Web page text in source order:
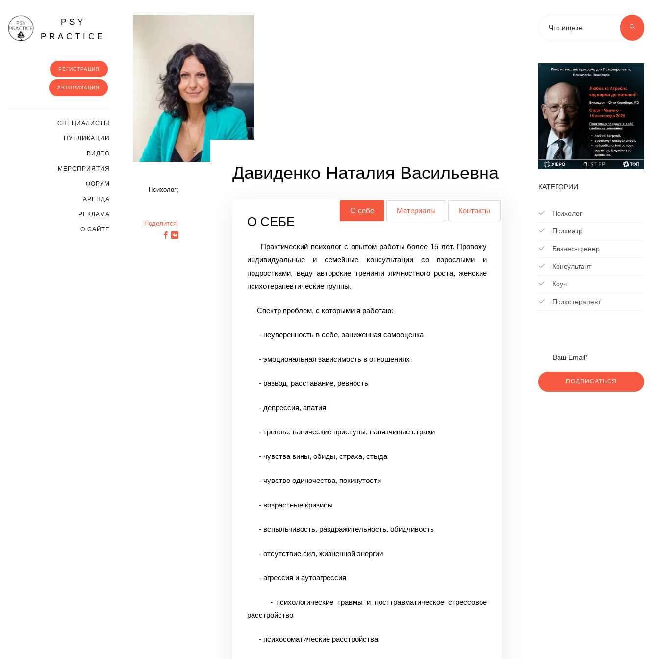
PSY
PRACTICE
РЕГИСТРАЦИЯ
АВТОРИЗАЦИЯ
CПЕЦИАЛИСТЫ
ПУБЛИКАЦИИ
ВИДЕО
МЕРОПРИЯТИЯ
ФОРУМ
АРЕНДА
РЕКЛАМА
О САЙТЕ
Психолог;
Поделится:
Давиденко Наталия Васильевна
О себе Материалы Контакты
О СЕБЕ
Практический психолог с опытом работы более 15 лет. Провожу
индивидуальные и семейные консультации со взрослыми и
подростками, веду авторские тренинги личностного роста, женские
психотерапевтические группы.
Спектр проблем, с которыми я работаю:
- неуверенность в себе, заниженная самооценка
- эмоциональная зависимость в отношениях
- развод, расставание, ревность
- депрессия, апатия
- тревога, панические приступы, навязчивые страхи
- чувства вины, обиды, страха, стыда
- чувство одиночества, покинутости
- возрастные кризисы
- вспыльчивость, раздражительность, обидчивость
- отсутствие сил, жизненной энергии
- агрессия и аутоагрессия
- психологические травмы и посттравматическое стрессовое
расстройство
- психосоматические расстройства
КАТЕГОРИИ
Психолог
Психиатр
Бизнес-тренер
Консультант
Коуч
Психотерапевт
ПОДПИСАТЬСЯ